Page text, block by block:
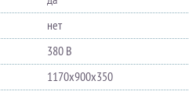
нет
380 В
1170х900х350